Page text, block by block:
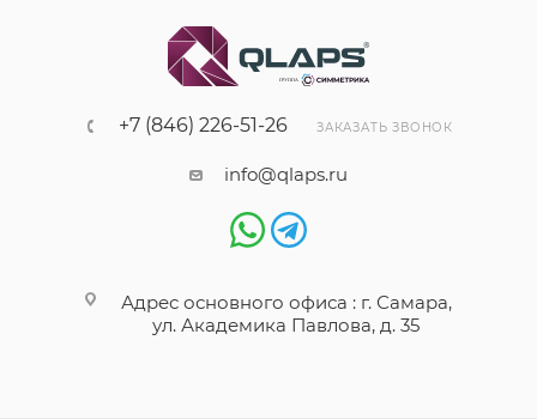
+7 (846) 226-51-26 ЗАКАЗАТЬ ЗВОНОК
info@qlaps.ru
Адрес основного офиса : г. Самара,
ул. Академика Павлова, д. 35